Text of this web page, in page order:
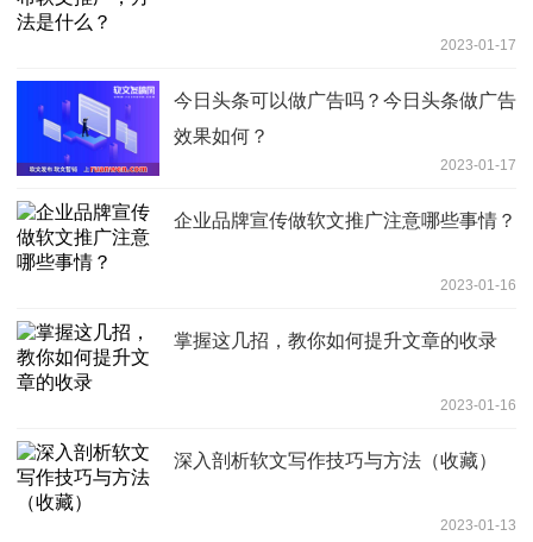
2023-01-17
今日头条可以做广告吗？今日头条做广告
效果如何？
2023-01-17
企业品牌宣传做软文推广注意哪些事情？
2023-01-16
掌握这几招，教你如何提升文章的收录
2023-01-16
深入剖析软文写作技巧与方法（收藏）
2023-01-13